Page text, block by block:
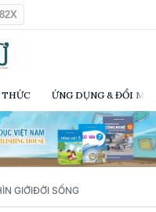
ỨNG DỤNG & ĐỔI
GIỚIĐỜI SỐNG